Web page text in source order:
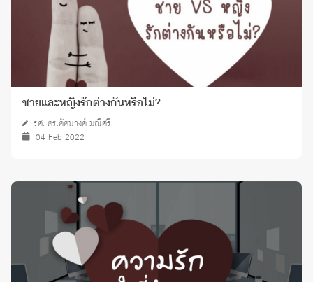
ชายและหญิงรักต่างกันหรือไม่?
รศ. ดร.คัคนางค์ มณีศรี
04 Feb 2022